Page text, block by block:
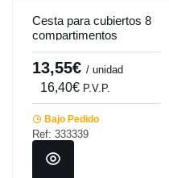
Cesta para cubiertos 8
compartimentos
42,7x20,8x15,1 cm
Pro.cooker
13,55€ / unidad
16,40€ P.V.P.
Bajo Pedido
Ref: 333339